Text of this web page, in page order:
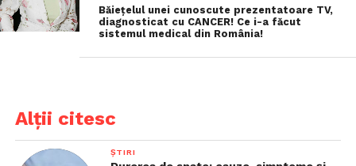
Băiețelul unei cunoscute prezentatoare TV,
diagnosticat cu CANCER! Ce i-a făcut
sistemul medical din România!
Alții citesc
ȘTIRI